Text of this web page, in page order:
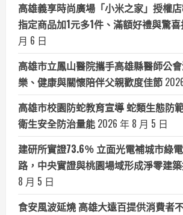
高雄義享時尚廣場「小米之家」授權
指定商品加1元多1件、滿額好禮與驚
月 6 日
高雄市立鳳山醫院攜手高雄縣醫師公
樂、健康與關懷陪伴父親歡度佳節
高雄市校園防蛇教育宣導 蛇類生態防
衛生安全防治量能 2026 年 8 月 5 日
建研所實證73.6％ 立面光電補城市綠
路，中央實證與桃園場域形成淨零建
8 月 5 日
食安風波延燒 高雄大遠百提供消費者